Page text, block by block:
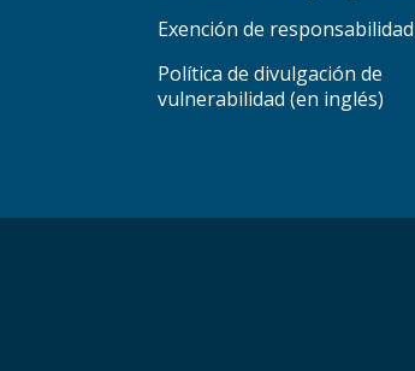
Exención de responsabilidad
Política de divulgación de
vulnerabilidad (en inglés)